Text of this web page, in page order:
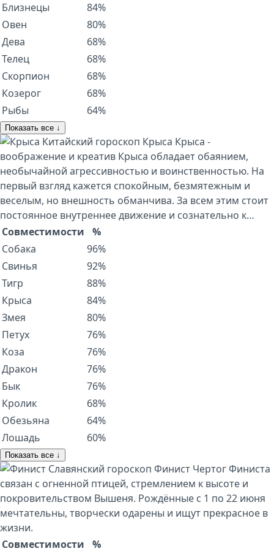
Близнецы
84%
Овен
80%
Дева
68%
Телец
68%
Скорпион
68%
Козерог
68%
Рыбы
64%
Показать все ↓
Китайский гороскоп Крыса Крыса -
воображение и креатив Крыса обладает обаянием,
необычайной агрессивностью и воинственностью. На
первый взгляд кажется спокойным, безмятежным и
веселым, но внешность обманчива. За всем этим стоит
постоянное внутреннее движение и сознательно к…
Совместимости
%
Собака
96%
Свинья
92%
Тигр
88%
Крыса
84%
Змея
80%
Петух
76%
Коза
76%
Дракон
76%
Бык
76%
Кролик
68%
Обезьяна
64%
Лошадь
60%
Показать все ↓
Славянский гороскоп Финист Чертог Финиста
связан с огненной птицей, стремлением к высоте и
покровительством Вышеня. Рождённые с 1 по 22 июня
мечтательны, творчески одарены и ищут прекрасное в
жизни.
Совместимости
%